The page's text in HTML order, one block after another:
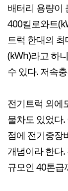
배터리 용량이
400킬로와트
트럭 한대의
(kWh)라고 하
수 있다. 저속
전기트럭 외에
물차도 있었다
점에 전기중장
개념이라 한다
규모인 40톤급